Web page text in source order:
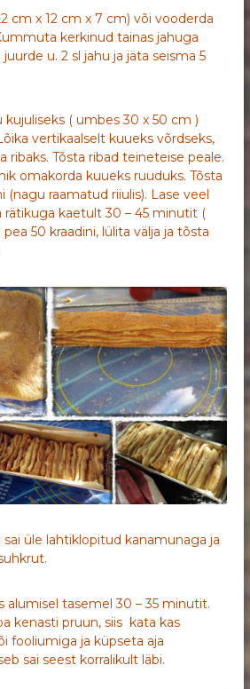
cm x 12 cm x 7 cm) või vooderda
kerkinud tainas jahuga
u. 2 sl jahu ja jäta seisma 5
( umbes 30 x 50 cm )
vertikaalselt kuueks võrdseks,
ribaks. Tõsta ribad teineteise peale.
omakorda kuueks ruuduks. Tõsta
raamatud riiulis). Lase veel
rätikuga kaetult 30 – 45 minutit (
50 kraadini, lülita välja ja tõsta
sai üle lahtiklopitud kanamunaga ja
alumisel tasemel 30 – 35 minutit.
kenasti pruun, siis kata kas
fooliumiga ja küpseta aja
sai seest korralikult läbi.